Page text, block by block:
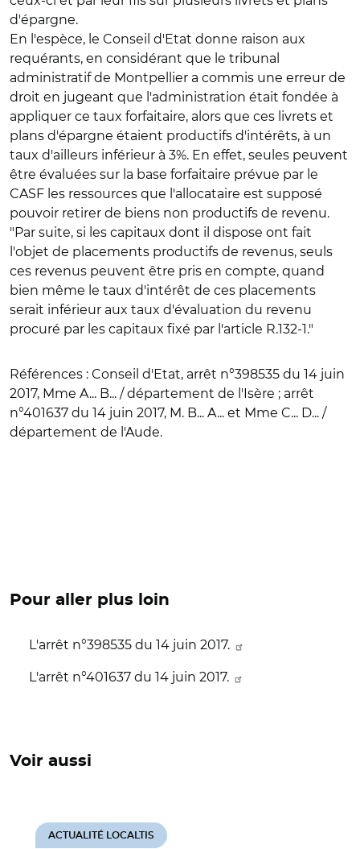
d'épargne.
En l'espèce, le Conseil d'Etat donne raison aux
requérants, en considérant que le tribunal
administratif de Montpellier a commis une erreur de
droit en jugeant que l'administration était fondée à
appliquer ce taux forfaitaire, alors que ces livrets et
plans d'épargne étaient productifs d'intérêts, à un
taux d'ailleurs inférieur à 3%. En effet, seules peuvent
être évaluées sur la base forfaitaire prévue par le
CASF les ressources que l'allocataire est supposé
pouvoir retirer de biens non productifs de revenu.
"Par suite, si les capitaux dont il dispose ont fait
l'objet de placements productifs de revenus, seuls
ces revenus peuvent être pris en compte, quand
bien même le taux d'intérêt de ces placements
serait inférieur aux taux d'évaluation du revenu
procuré par les capitaux fixé par l'article R.132-1."
Références : Conseil d'Etat, arrêt n°398535 du 14 juin
2017, Mme A... B... / département de l'Isère ; arrêt
n°401637 du 14 juin 2017, M. B... A... et Mme C... D... /
département de l'Aude.
Pour aller plus loin
L'arrêt n°398535 du 14 juin 2017.
L'arrêt n°401637 du 14 juin 2017.
Voir aussi
ACTUALITÉ LOCALTIS